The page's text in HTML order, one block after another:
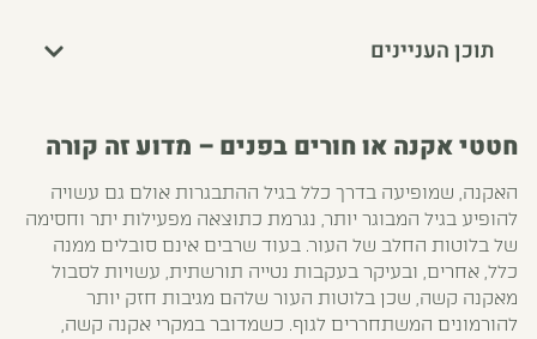
תוכן העניינים
חטטי אקנה או חורים בפנים – מדוע זה קורה
האקנה, שמופיעה בדרך כלל בגיל ההתבגרות אולם גם עשויה
להופיע בגיל המבוגר יותר, נגרמת כתוצאה מפעילות יתר וחסימה
של בלוטות החלב של העור. בעוד שרבים אינם סובלים ממנה
כלל, אחרים, ובעיקר בעקבות נטייה תורשתית, עשויות לסבול
מאקנה קשה, שכן בלוטות העור שלהם מגיבות חזק יותר
להורמונים המשתחררים לגוף. כשמדובר במקרי אקנה קשה,